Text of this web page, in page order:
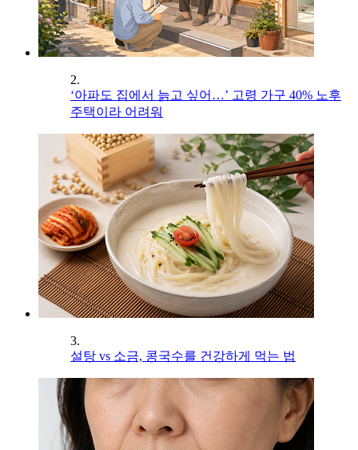
2.
‘아파도 집에서 늙고 싶어…’ 고령 가구 40% 노후
주택이라 어려워
3.
설탕 vs 소금, 콩국수를 건강하게 먹는 법